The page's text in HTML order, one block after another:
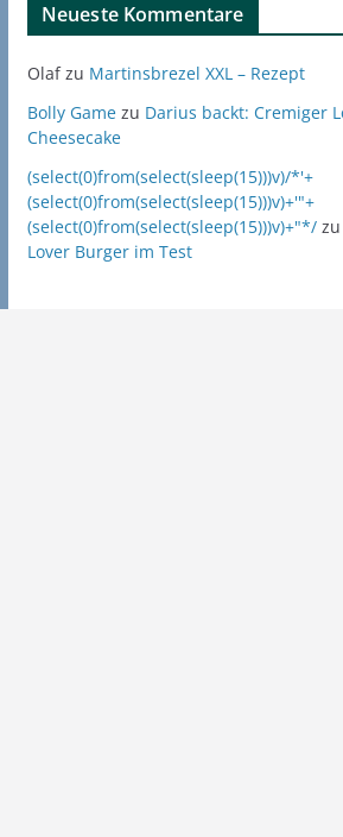
Neueste Kommentare
Olafzu Martinsbrezel XXL – Rezept
Bolly Gamezu Darius backt: Cremiger
Cheesecake
(select(0)from(select(sleep(15)))v)/*'+
(select(0)from(select(sleep(15)))v)+'"+
(select(0)from(select(sleep(15)))v)+"*/zu
Lover Burger im Test